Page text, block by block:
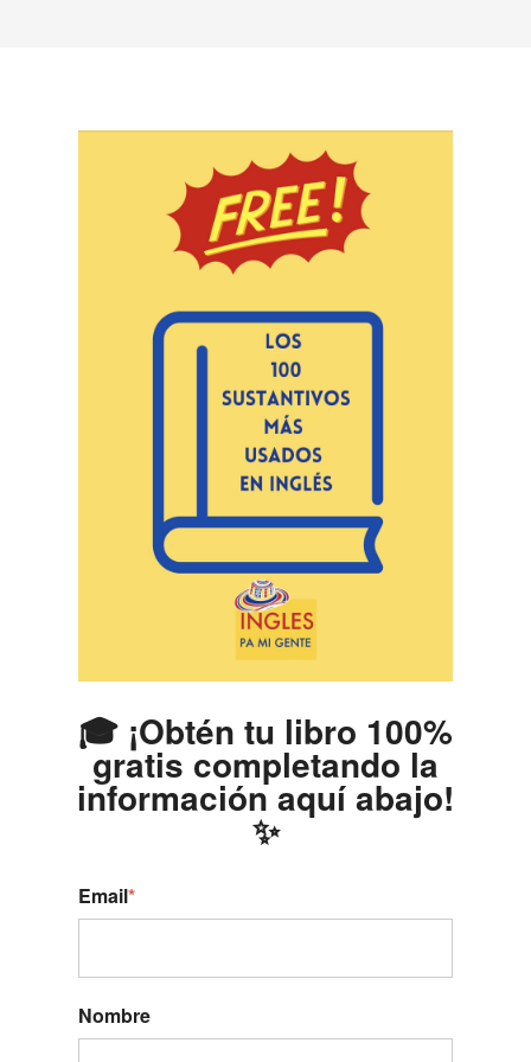
🎓 ¡Obtén tu libro 100%
gratis completando la
información aquí abajo!
✨
Email*
Nombre